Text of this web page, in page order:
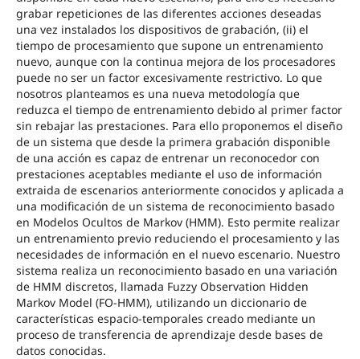
grabar repeticiones de las diferentes acciones deseadas
una vez instalados los dispositivos de grabación, (ii) el
tiempo de procesamiento que supone un entrenamiento
nuevo, aunque con la continua mejora de los procesadores
puede no ser un factor excesivamente restrictivo. Lo que
nosotros planteamos es una nueva metodología que
reduzca el tiempo de entrenamiento debido al primer factor
sin rebajar las prestaciones. Para ello proponemos el diseño
de un sistema que desde la primera grabación disponible
de una acción es capaz de entrenar un reconocedor con
prestaciones aceptables mediante el uso de información
extraida de escenarios anteriormente conocidos y aplicada a
una modificación de un sistema de reconocimiento basado
en Modelos Ocultos de Markov (HMM). Esto permite realizar
un entrenamiento previo reduciendo el procesamiento y las
necesidades de información en el nuevo escenario. Nuestro
sistema realiza un reconocimiento basado en una variación
de HMM discretos, llamada Fuzzy Observation Hidden
Markov Model (FO-HMM), utilizando un diccionario de
características espacio-temporales creado mediante un
proceso de transferencia de aprendizaje desde bases de
datos conocidas.